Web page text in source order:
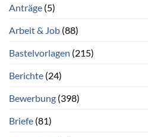
Anträge (5)
Arbeit & Job (88)
Bastelvorlagen (215)
Berichte (24)
Bewerbung (398)
Briefe (81)